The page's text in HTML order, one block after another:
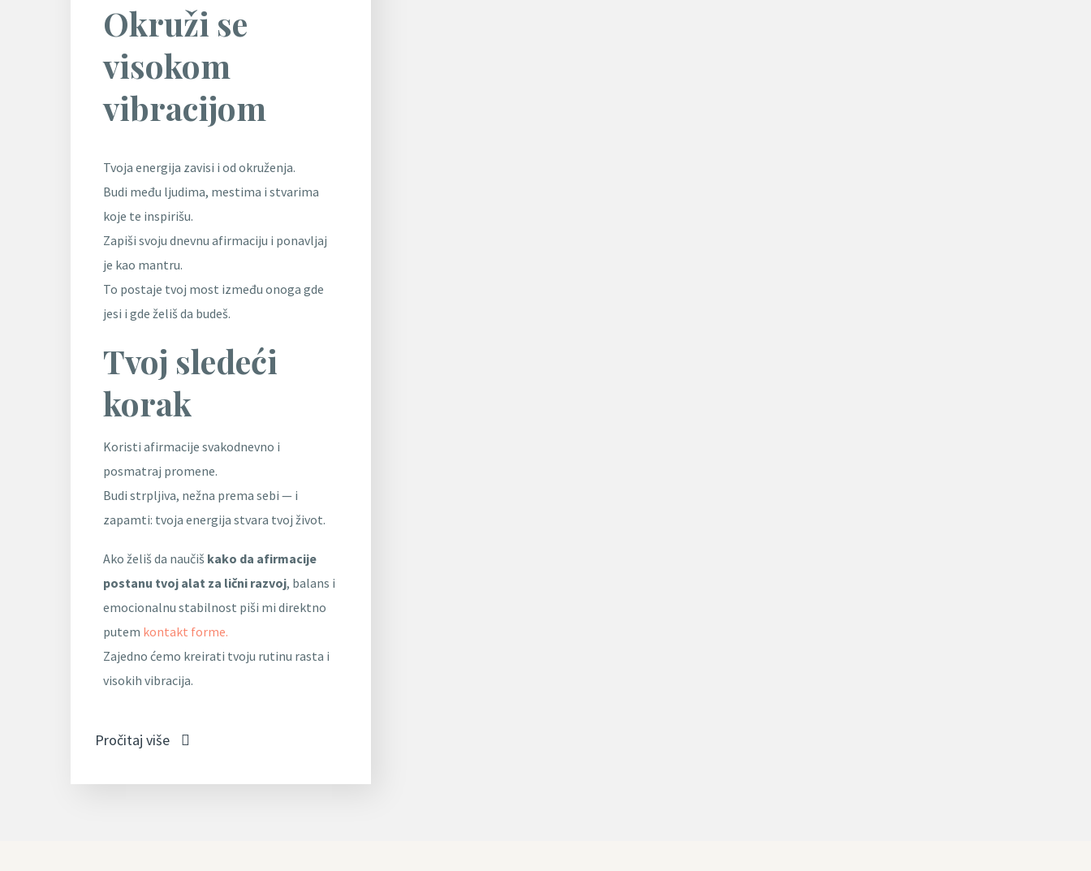
Okruži se
visokom
vibracijom
Tvoja energija zavisi i od okruženja.
Budi među ljudima, mestima i stvarima
koje te inspirišu.
Zapiši svoju dnevnu afirmaciju i ponavljaj
je kao mantru.
To postaje tvoj most između onoga gde
jesi i gde želiš da budeš.
Tvoj sledeći
korak
Koristi afirmacije svakodnevno i
posmatraj promene.
Budi strpljiva, nežna prema sebi — i
zapamti: tvoja energija stvara tvoj život.
Ako želiš da naučiš kako da afirmacije
postanu tvoj alat za lični razvoj, balans i
emocionalnu stabilnost piši mi direktno
putem kontakt forme.
Zajedno ćemo kreirati tvoju rutinu rasta i
visokih vibracija.
Pročitaj više